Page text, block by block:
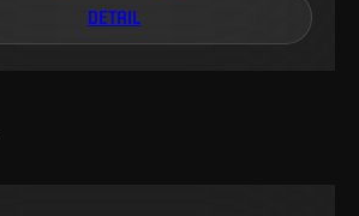
DETAIL